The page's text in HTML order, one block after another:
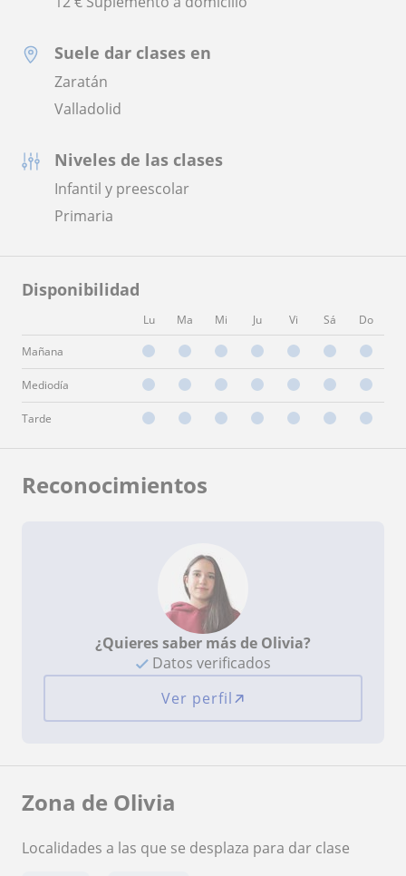
Suele dar clases en
Zaratán
Valladolid
Niveles de las clases
Infantil y preescolar
Primaria
Disponibilidad
Lu Ma Mi Ju Vi Sá Do
Mañana
Mediodía
Tarde
Reconocimientos
¿Quieres saber más de Olivia?
Datos verificados
Ver perfil
Zona de Olivia
Localidades a las que se desplaza para dar clase